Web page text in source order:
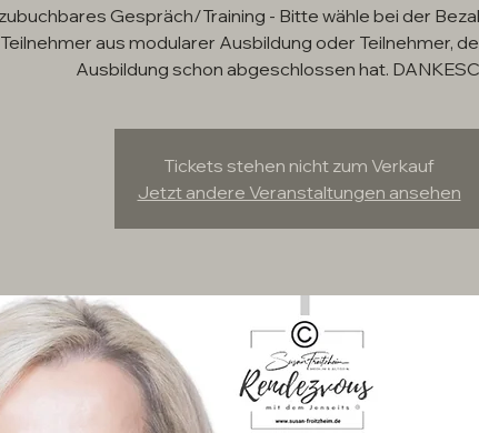
zubuchbares Gespräch/Training - Bitte wähle bei der
Teilnehmer aus modularer Ausbildung oder Teilnehmer,
Ausbildung schon abgeschlossen hat.
Tickets stehen nicht zum Verkauf
Jetzt andere Veranstaltungen ansehen